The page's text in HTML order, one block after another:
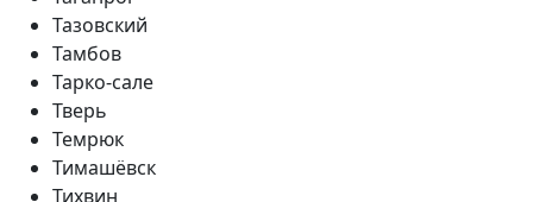
Тазовский
Тамбов
Тарко-сале
Тверь
Темрюк
Тимашёвск
Тихвин